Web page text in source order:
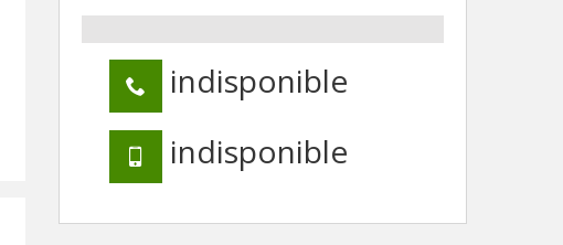
indisponible
indisponible